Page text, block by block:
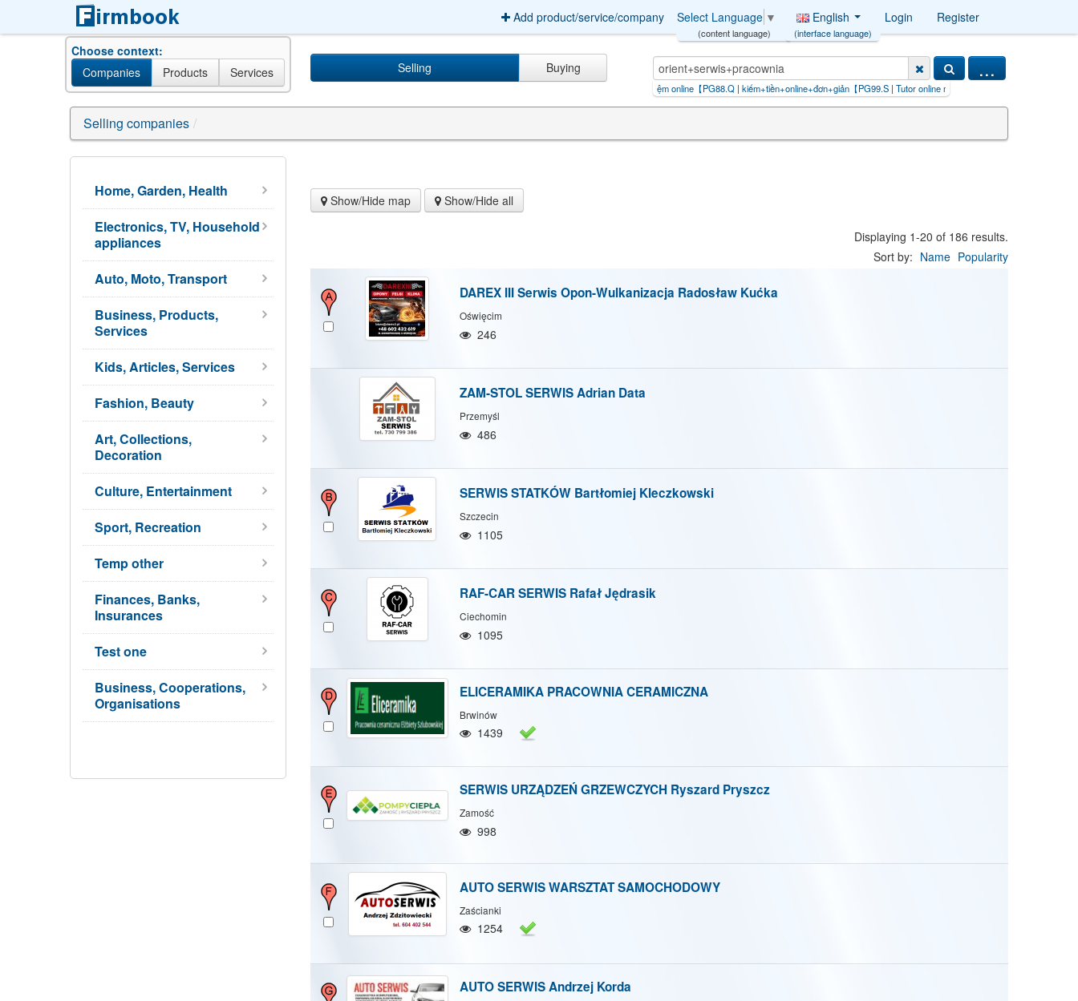
Add product/service/company Select Language ▼
(content language)
English
(interface language)
Login Register
Choose context:
Companies
Products Services Selling Buying ...
rút tiền tiết kiệm online【PG88.Q|kiếm+tiền+online+đơn+giản【PG99.S|Tutor online menghasilkan uang【G
Selling companies /
Home, Garden, Health
Electronics, TV, Household
appliances
Auto, Moto, Transport
Business, Products,
Services
Kids, Articles, Services
Fashion, Beauty
Art, Collections,
Decoration
Culture, Entertainment
Sport, Recreation
Temp other
Finances, Banks,
Insurances
Test one
Business, Cooperations,
Organisations
Show/Hide map Show/Hide all
Show/Hide map Show/Hide all
Displaying 1-20 of 186 results.
Sort by: Name Popularity
DAREX III Serwis Opon-Wulkanizacja Radosław Kućka
Oświęcim
246
ZAM-STOL SERWIS Adrian Data
Przemyśl
486
SERWIS STATKÓW Bartłomiej Kleczkowski
Szczecin
1105
RAF-CAR SERWIS Rafał Jędrasik
Ciechomin
1095
ELICERAMIKA PRACOWNIA CERAMICZNA
Brwinów
1439
SERWIS URZĄDZEŃ GRZEWCZYCH Ryszard Pryszcz
Zamość
998
AUTO SERWIS WARSZTAT SAMOCHODOWY
Zaścianki
1254
AUTO SERWIS Andrzej Korda